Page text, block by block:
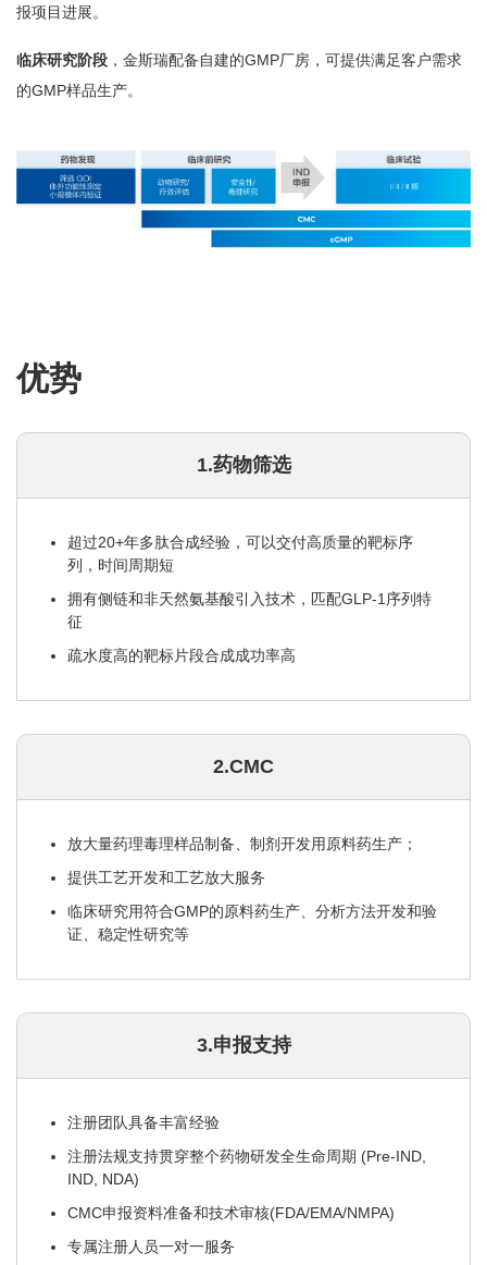
报项目进展。
临床研究阶段 ，金斯瑞配备自建的GMP厂房，可提供满足客户需求
的GMP样品生产。
优势
1.药物筛选
超过20+年多肽合成经验，可以交付高质量的靶标序
列，时间周期短
拥有侧链和非天然氨基酸引入技术，匹配GLP-1序列特
征
疏水度高的靶标片段合成成功率高
2.CMC
放大量药理毒理样品制备、制剂开发用原料药生产；
提供工艺开发和工艺放大服务
临床研究用符合GMP的原料药生产、分析方法开发和验
证、稳定性研究等
3.申报支持
注册团队具备丰富经验
注册法规支持贯穿整个药物研发全生命周期 (Pre-IND,
IND, NDA)
CMC申报资料准备和技术审核(FDA/EMA/NMPA)
专属注册人员一对一服务